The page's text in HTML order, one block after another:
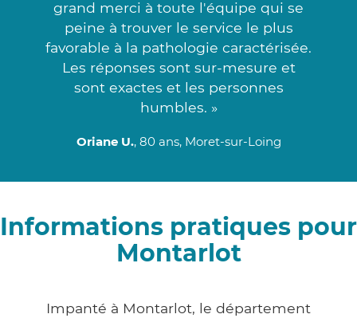
grand merci à toute l'équipe qui se
peine à trouver le service le plus
favorable à la pathologie caractérisée.
Les réponses sont sur-mesure et
sont exactes et les personnes
humbles. »
Oriane U., 80 ans, Moret-sur-Loing
Informations pratiques pour
Montarlot
Impanté à Montarlot, le département